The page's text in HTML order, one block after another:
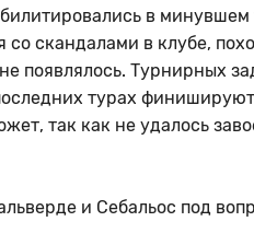
в минувшем
скандалами в клубе,
появлялось. Турнирных
турах
так как не удалось
и Себальос под